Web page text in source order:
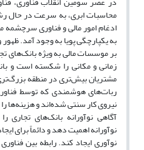
محاسبات ابری، به سرعت در حال
ادغام امور مالی و فناوری سرچشمه
به یکپارچگی پویا به وجود آمد. ظهور
بر موسسات مالی به ویژه
زمانی و مکانی را شکسته است و
مشتریان بیش‌تری در منطقه
ربات‌های هوشمندی که توسط
نیروی کار سنتی شده‌اند و هزینه‌ها
آگاهی نوآورانه بانک‌های تجاری
نوآورانه اهمیت دهد و دائماً برای
نوآوری ایجاد کند. رابطه بین